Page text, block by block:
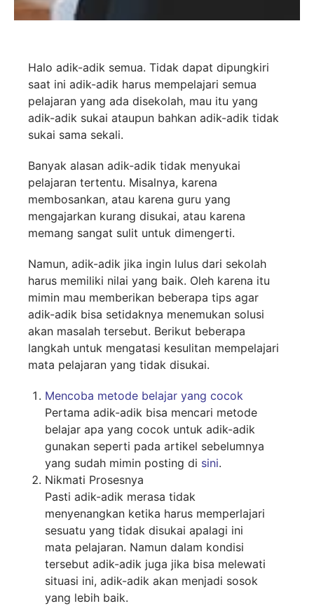
Halo adik-adik semua. Tidak dapat dipungkiri
saat ini adik-adik harus mempelajari semua
pelajaran yang ada disekolah, mau itu yang
adik-adik sukai ataupun bahkan adik-adik tidak
sukai sama sekali.
Banyak alasan adik-adik tidak menyukai
pelajaran tertentu. Misalnya, karena
membosankan, atau karena guru yang
mengajarkan kurang disukai, atau karena
memang sangat sulit untuk dimengerti.
Namun, adik-adik jika ingin lulus dari sekolah
harus memiliki nilai yang baik. Oleh karena itu
mimin mau memberikan beberapa tips agar
adik-adik bisa setidaknya menemukan solusi
akan masalah tersebut. Berikut beberapa
langkah untuk mengatasi kesulitan mempelajari
mata pelajaran yang tidak disukai.
Mencoba metode belajar yang cocok
Pertama adik-adik bisa mencari metode
belajar apa yang cocok untuk adik-adik
gunakan seperti pada artikel sebelumnya
yang sudah mimin posting di sini.
Nikmati Prosesnya
Pasti adik-adik merasa tidak
menyenangkan ketika harus memperlajari
sesuatu yang tidak disukai apalagi ini
mata pelajaran. Namun dalam kondisi
tersebut adik-adik juga jika bisa melewati
situasi ini, adik-adik akan menjadi sosok
yang lebih baik.